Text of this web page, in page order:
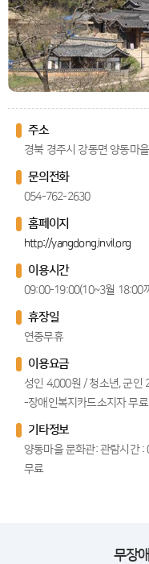
주소
경북 경주시 강동면 양동마
문의전화
054-762-2630
홈페이지
http://yangdong.invil.org
이용시간
09:00-19:00(10~3월 18:00
휴장일
연중무휴
이용요금
성인 4,000원 / 청소년, 군인
-장애인복지카드소지자 무료
기타정보
양동마을 문화관: 관람시간
무료
무장